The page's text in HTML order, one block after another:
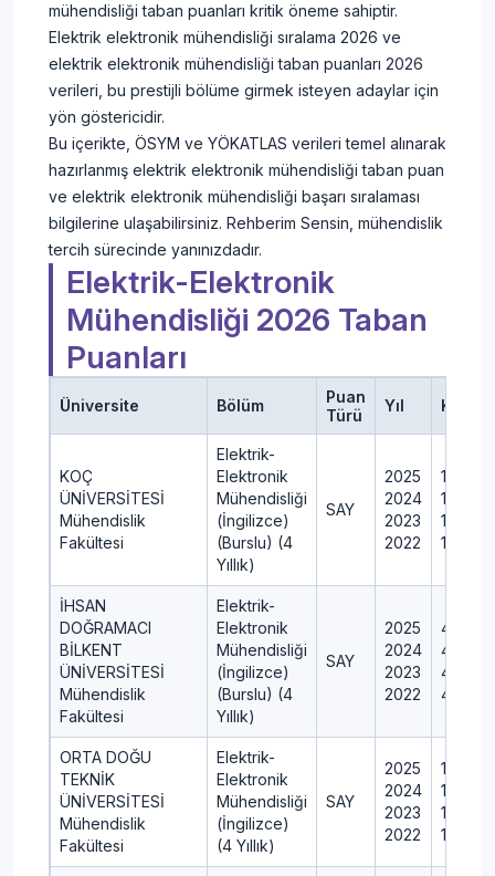
mühendisliği taban puanları kritik öneme sahiptir.
Elektrik elektronik mühendisliği sıralama 2026 ve
elektrik elektronik mühendisliği taban puanları 2026
verileri, bu prestijli bölüme girmek isteyen adaylar için
yön göstericidir.
Bu içerikte, ÖSYM ve YÖKATLAS verileri temel alınarak
hazırlanmış elektrik elektronik mühendisliği taban puan
ve elektrik elektronik mühendisliği başarı sıralaması
bilgilerine ulaşabilirsiniz. Rehberim Sensin, mühendislik
tercih sürecinde yanınızdadır.
Elektrik-Elektronik
Mühendisliği 2026 Taban
Puanları
Üniversite Bölüm
Puan
Türü
Yıl
KOÇ
ÜNİVERSİTESİ
Mühendislik
Fakültesi
Elektrik-
Elektronik
Mühendisliği
(İngilizce)
(Burslu) (4
Yıllık)
SAY
2025
2024
2023
2022
15
13
14
16
İHSAN
DOĞRAMACI
BİLKENT
ÜNİVERSİTESİ
Mühendislik
Fakültesi
Elektrik-
Elektronik
Mühendisliği
(İngilizce)
(Burslu) (4
Yıllık)
SAY
2025
2024
2023
2022
42
42
42
45
ORTA DOĞU
TEKNİK
ÜNİVERSİTESİ
Mühendislik
Fakültesi
Elektrik-
Elektronik
Mühendisliği
(İngilizce)
(4 Yıllık)
SAY
2025
2024
2023
2022
150
170
180
195